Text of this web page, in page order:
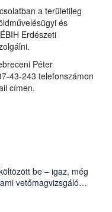
a területileg
és
Erdészeti
Péter
43-243 telefonszámon
címen.
be – igaz, még
vetőmagvizsgáló
Czigler Győző által